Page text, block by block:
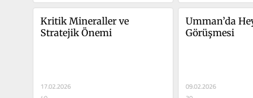
Kritik Mineraller ve
Stratejik Önemi
17.02.2026
Umman’da
Görüşmesi
09.02.2026